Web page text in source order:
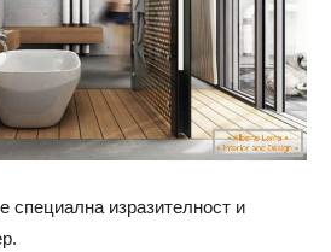
специална изразителност и